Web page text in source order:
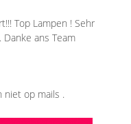
Top Lampen ! Sehr
ans Team
niet op mails .